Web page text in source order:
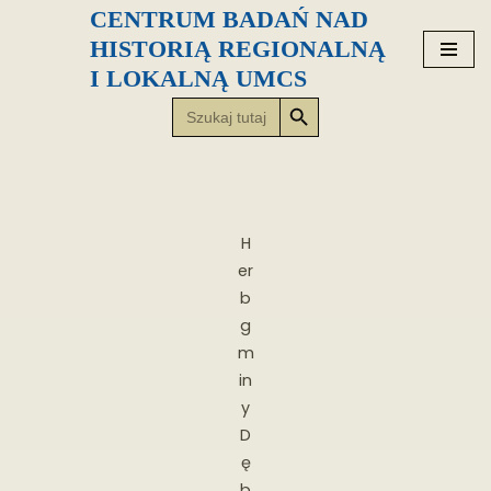
CENTRUM BADAŃ NAD
HISTORIĄ REGIONALNĄ
I LOKALNĄ UMCS
Search
for:
Search Button
H
er
b
g
m
in
y
D
ę